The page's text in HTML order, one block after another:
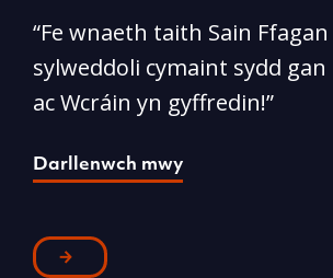
“Fe wnaeth taith Sain
sylweddoli cymaint sydd
ac Wcráin yn gyffredin!”
Darllenwch mwy